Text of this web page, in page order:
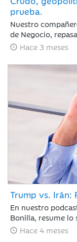
prueba.
Nuestro
de Negocio,
en las
de forma abrupta
Hace 3 meses
Trump vs. Irán:
En nuestro
Bonilla, resume lo
mercados en la
Hace 4 meses